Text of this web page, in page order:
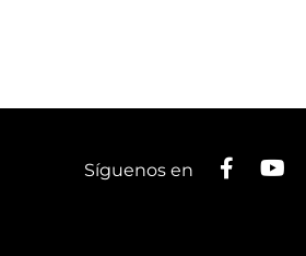
Síguenos en